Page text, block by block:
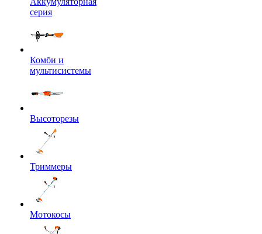
серия
Комби и
мультисистемы
Высоторезы
Триммеры
Мотокосы